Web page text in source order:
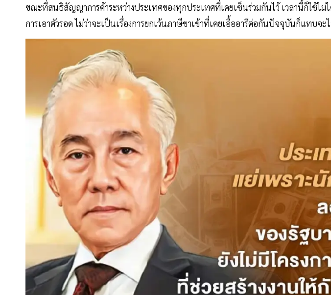
ขณะที่สนธิสัญญาการค้าระหว่างประเทศของทุกประเทศที่เคยเซ็นร่วมกันไว้ เวลานี้ก็ใช้ไม่ไ
การเอาตัวรอด ไม่ว่าจะเป็นเรื่องการยกเว้นภาษีขาเข้าที่เคยเอื้ออารีต่อกันปัจจุบันก็แทบจะ